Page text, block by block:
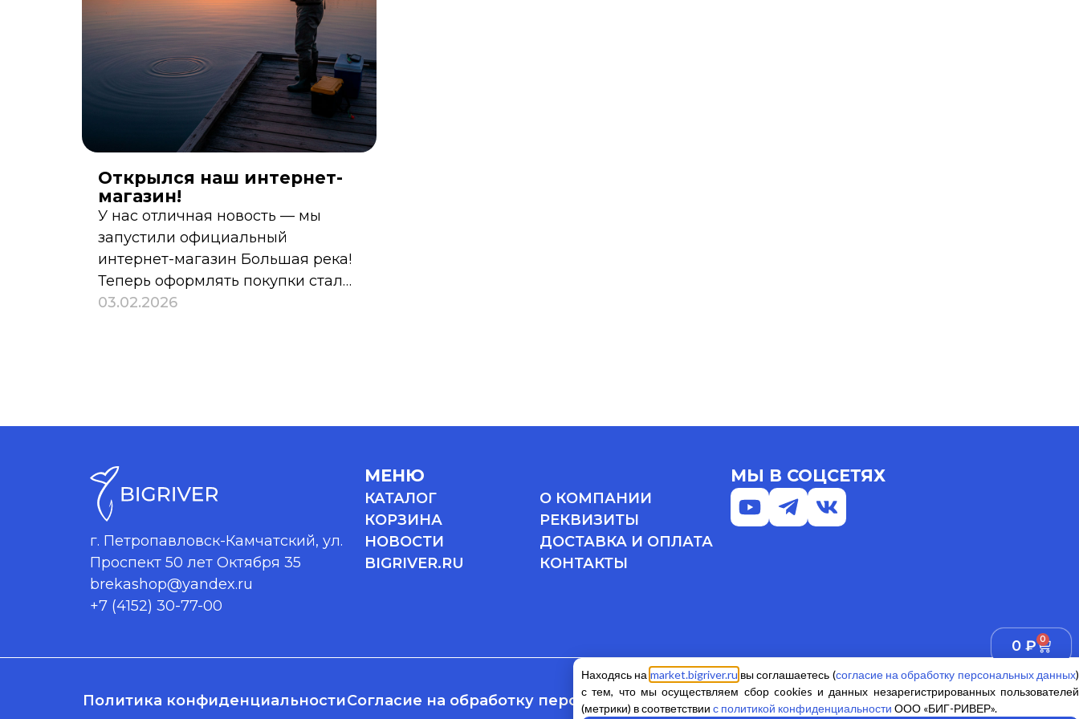
0 ₽ 0
Открылся наш интернет-
магазин!
У нас отличная новость — мы
запустили официальный
интернет-магазин Большая река!
Теперь оформлять покупки стало
ещё удобнее: выбирайте нужные
03.02.2026
г. Петропавловск-Камчатский, ул.
Проспект 50 лет Октября 35
brekashop@yandex.ru
+7 (4152) 30-77-00
МЕНЮ
КАТАЛОГ
О КОМПАНИИ
КОРЗИНА
РЕКВИЗИТЫ
НОВОСТИ
ДОСТАВКА И ОПЛАТА
BIGRIVER.RU
КОНТАКТЫ
МЫ В СОЦСЕТЯХ
Политика конфиденциальностиСогласие на обработку персональных данныхОфертаРазработано в Rocket Way
Находясь на market.bigriver.ru вы соглашаетесь (согласие на обработку персональных данных)
с тем, что мы осуществляем сбор cookies и данных незарегистрированных пользователей
(метрики) в соответствии с политикой конфиденциальности ООО «БИГ-РИВЕР».